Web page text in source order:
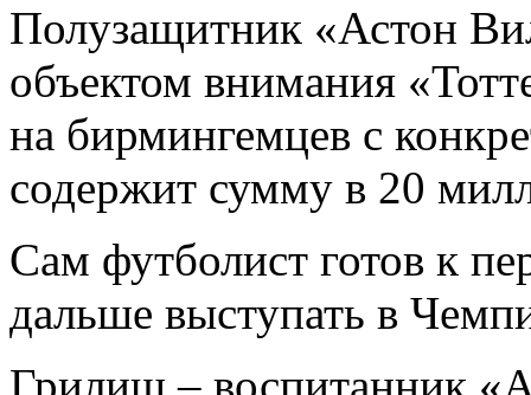
Полузащитник «Астон
объектом внимания
на бирмингемцев с
содержит сумму в 20
Сам футболист готов к
дальше выступать в
Грилиш – воспитанник